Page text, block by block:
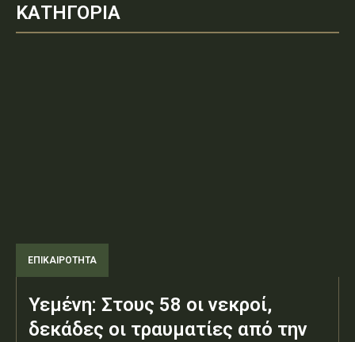
ΚΑΤΗΓΟΡΙΑ
ΕΠΙΚΑΙΡΟΤΗΤΑ
Υεμένη: Στους 58 οι νεκροί,
δεκάδες οι τραυματίες από την